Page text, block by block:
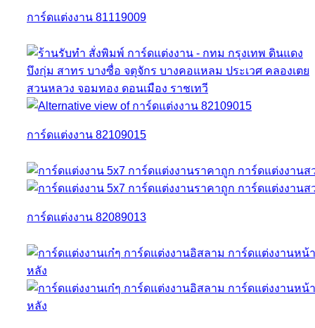
การ์ดแต่งงาน 81119009
การ์ดแต่งงาน 82109015
การ์ดแต่งงาน 82089013